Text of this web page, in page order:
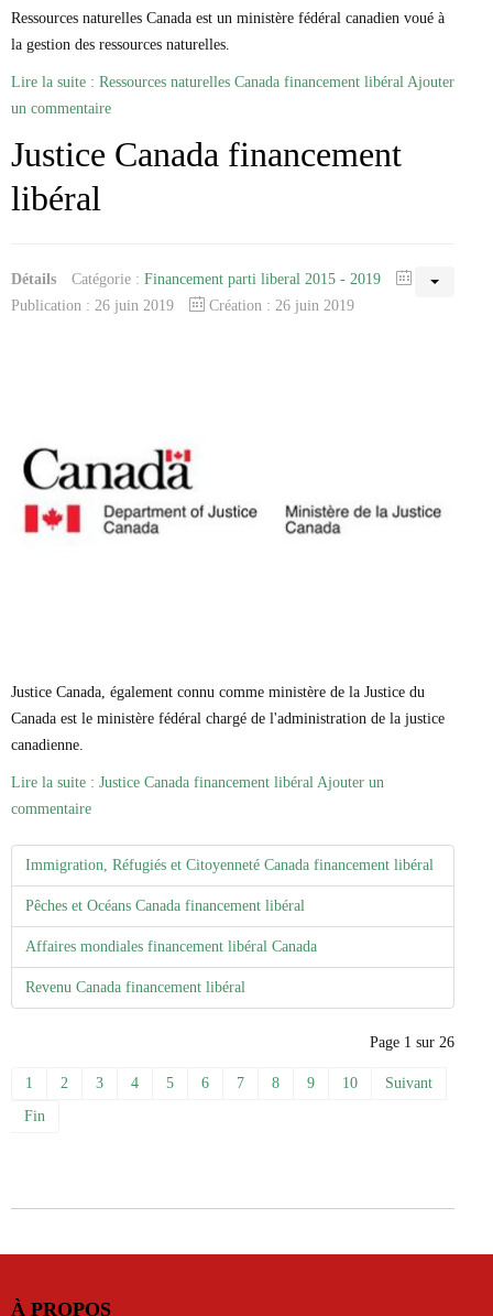
Ressources naturelles Canada est un ministère fédéral canadien voué à
la gestion des ressources naturelles.
Lire la suite : Ressources naturelles Canada financement libéral Ajouter
un commentaire
Justice Canada financement
libéral
Détails Catégorie : Financement parti liberal 2015 - 2019
Publication : 26 juin 2019
Création : 26 juin 2019
Justice Canada, également connu comme ministère de la Justice du
Canada est le ministère fédéral chargé de l'administration de la justice
canadienne.
Lire la suite : Justice Canada financement libéral Ajouter un
commentaire
Immigration, Réfugiés et Citoyenneté Canada financement libéral
Pêches et Océans Canada financement libéral
Affaires mondiales financement libéral Canada
Revenu Canada financement libéral
Page 1 sur 26
1 2 3 4 5 6 7 8 9 10
Suivant
Fin
À PROPOS